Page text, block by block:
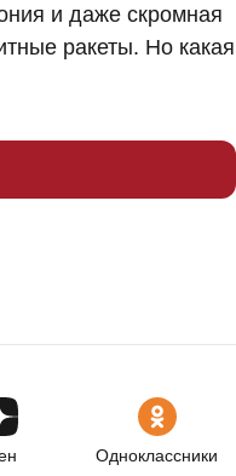
и даже скромная
ракеты. Но какая
Одноклассники